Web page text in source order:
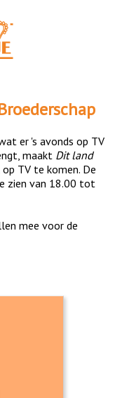
er 's avonds op TV
maakt Dit land
TV te komen. De
zien van 18.00 tot
mee voor de